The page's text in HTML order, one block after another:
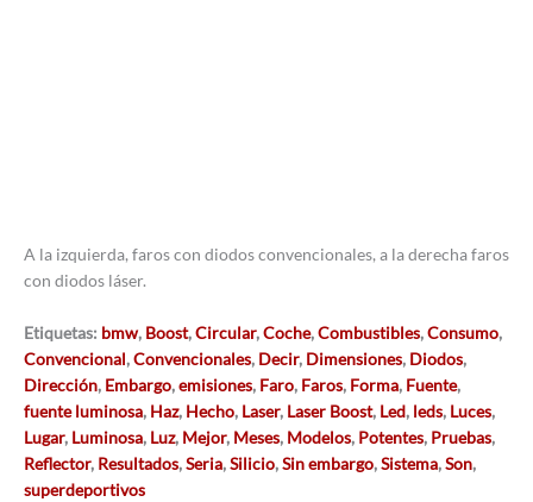
A la izquierda, faros con diodos convencionales, a la derecha faros
con diodos láser.
Etiquetas: bmw, Boost,Circular,Coche,Combustibles,Consumo,
Convencional,Convencionales, Decir, Dimensiones, Diodos,
Dirección, Embargo,emisiones, Faro, Faros, Forma, Fuente,
fuente luminosa, Haz, Hecho, Laser, Laser Boost, Led, leds, Luces,
Lugar, Luminosa, Luz, Mejor, Meses, Modelos, Potentes, Pruebas,
Reflector, Resultados,Seria,Silicio,Sin embargo,Sistema,Son,
superdeportivos